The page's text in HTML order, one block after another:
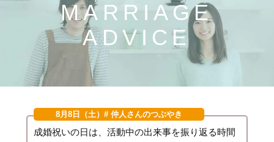
MARRIAGE
ADVICE
8月8日（土）# 仲人さんのつぶやき
成婚祝いの日は、活動中の出来事を振り返る時間